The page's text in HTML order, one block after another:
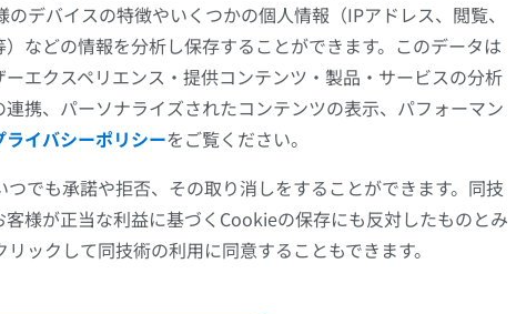
下肢X線
X線画像
無料
下肢MRI
MRI
プレミアム
デバイスの特徴やいくつかの個人情報（IPアドレス、閲覧、
などの情報を分析し保存することができます。このデータは
エクスペリエンス・提供コンテンツ・製品・サービスの分析
携、パーソナライズされたコンテンツの表示、パフォーマン
ライバシーポリシーをご覧ください。
でも承諾や拒否、その取り消しをすることができます。同技
様が正当な利益に基づくCookieの保存にも反対したものとみ
ックして同技術の利用に同意することもできます。